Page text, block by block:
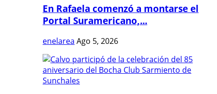
En Rafaela comenzó a montarse el
Portal Suramericano,...
enelarea Ago 5, 2026